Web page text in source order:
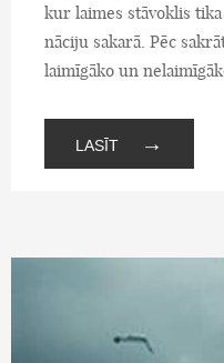
kur laimes stāvoklis tika
nāciju sakarā. Pēc
laimīgāko un
LASĪT →